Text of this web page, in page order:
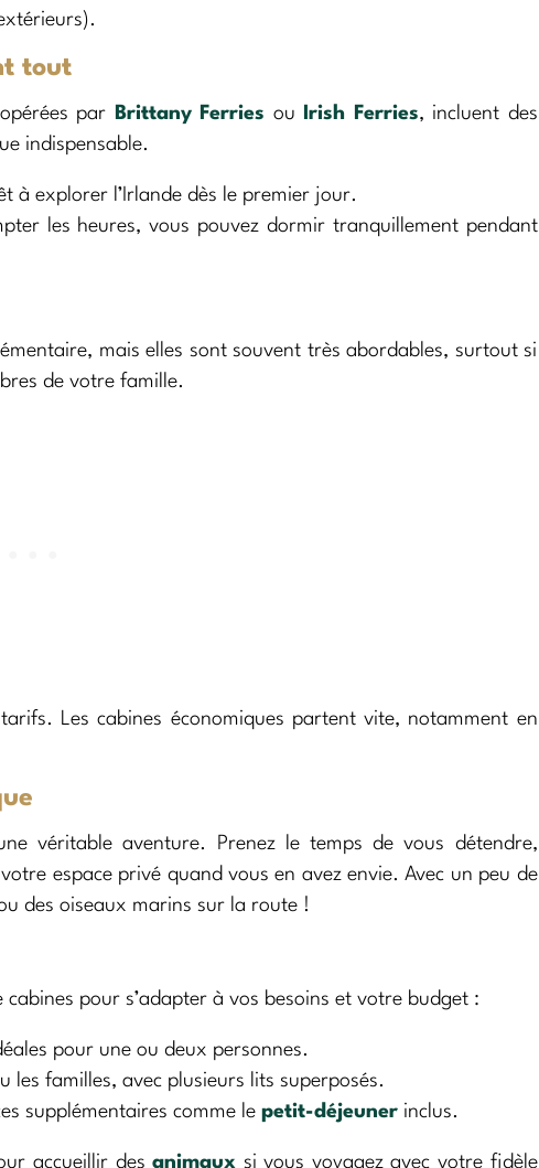
tout
par Brittany Ferries ou Irish Ferries, incluent des
indispensable.
à explorer l’Irlande dès le premier jour.
les heures, vous pouvez dormir tranquillement pendant
mais elles sont souvent très abordables, surtout si
de votre famille.
Les cabines économiques partent vite, notamment en
véritable aventure. Prenez le temps de vous détendre,
espace privé quand vous en avez envie. Avec un peu de
des oiseaux marins sur la route !
pour s’adapter à vos besoins et votre budget :
pour une ou deux personnes.
les familles, avec plusieurs lits superposés.
supplémentaires comme le petit-déjeuner inclus.
accueillir desanimaux si vous voyagez avec votre fidèle